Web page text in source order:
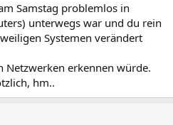
Samstag problemlos in
unterwegs war und du rein
Systemen verändert
Netzwerken erkennen würde.
hm..